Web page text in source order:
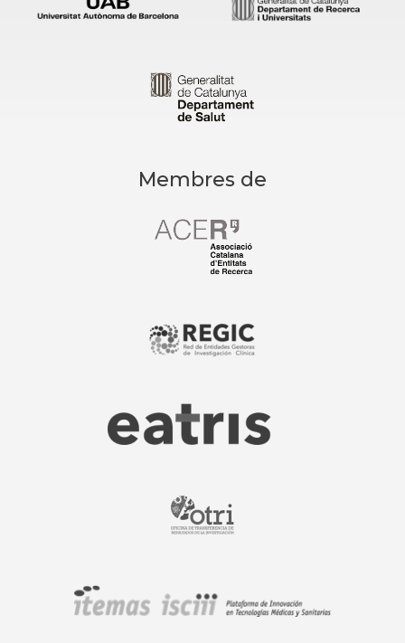
Membres de